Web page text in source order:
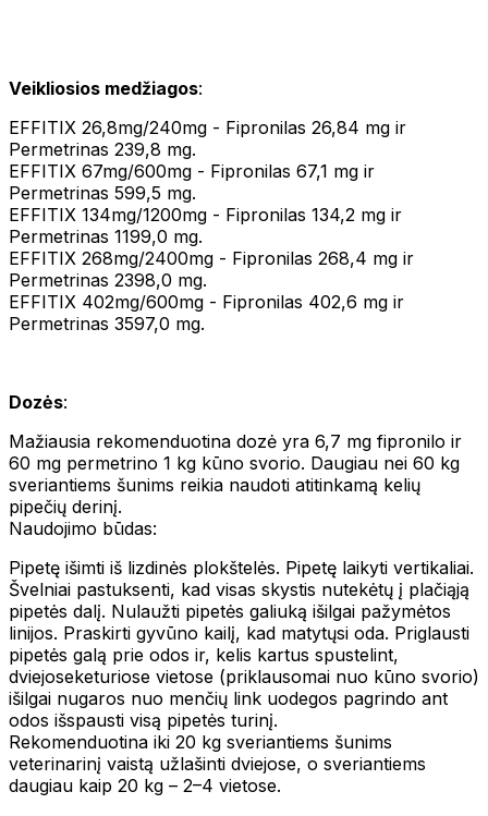
Veikliosios medžiagos:
EFFITIX 26,8mg/240mg - Fipronilas 26,84 mg ir
Permetrinas 239,8 mg.
EFFITIX 67mg/600mg - Fipronilas 67,1 mg ir
Permetrinas 599,5 mg.
EFFITIX 134mg/1200mg - Fipronilas 134,2 mg ir
Permetrinas 1199,0 mg.
EFFITIX 268mg/2400mg - Fipronilas 268,4 mg ir
Permetrinas 2398,0 mg.
EFFITIX 402mg/600mg - Fipronilas 402,6 mg ir
Permetrinas 3597,0 mg.
Dozės:
Mažiausia rekomenduotina dozė yra 6,7 mg fipronilo ir
60 mg permetrino 1 kg kūno svorio. Daugiau nei 60 kg
sveriantiems šunims reikia naudoti atitinkamą kelių
pipečių derinį.
Naudojimo būdas:
Pipetę išimti iš lizdinės plokštelės. Pipetę laikyti vertikaliai.
Švelniai pastuksenti, kad visas skystis nutekėtų į plačiąją
pipetės dalį. Nulaužti pipetės galiuką išilgai pažymėtos
linijos. Praskirti gyvūno kailį, kad matytųsi oda. Priglausti
pipetės galą prie odos ir, kelis kartus spustelint,
dviejoseketuriose vietose (priklausomai nuo kūno svorio)
išilgai nugaros nuo menčių link uodegos pagrindo ant
odos išspausti visą pipetės turinį.
Rekomenduotina iki 20 kg sveriantiems šunims
veterinarinį vaistą užlašinti dviejose, o sveriantiems
daugiau kaip 20 kg – 2–4 vietose.